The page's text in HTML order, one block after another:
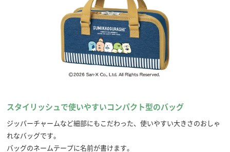
スタイリッシュで使いやすいコンパクト型のバッグ
ジッパーチャームなど細部にもこだわった、使いやすい大きさのおしゃ
れなバッグです。
バッグのネームテープに名前が書けます。